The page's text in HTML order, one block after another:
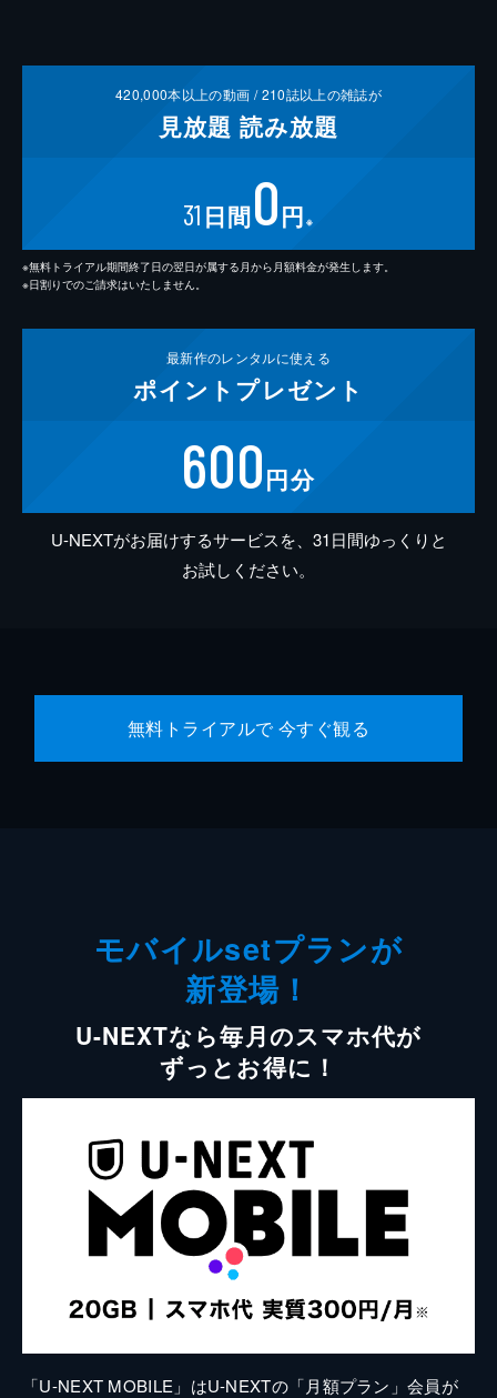
420,000本以上の動画 /210誌以上の雑誌が
見放題 読み放題
31 日間0円 ※
※無料トライアル期間終了日の翌日が属する月から月額料金が発生します。
※日割りでのご請求はいたしません。
最新作のレンタルに使える
ポイント プレゼント
600円分
U-NEXTがお届けするサービスを、31日間ゆっくりと
お試しください。
無料トライアルで 今すぐ観る
モバイルsetプランが
新登場！
U-NEXTなら毎月のスマホ代が
ずっとお得に！
「U-NEXT MOBILE」はU-NEXTの「月額プラン」会員が